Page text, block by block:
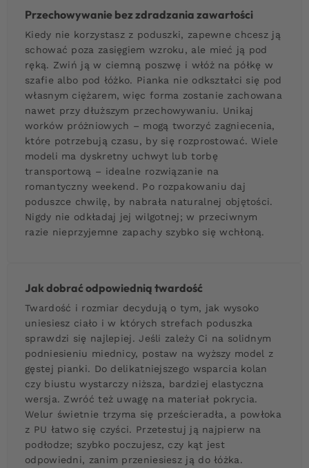
Przechowywanie bez zdradzania zawartości
Kiedy nie korzystasz z poduszki, zapewne chcesz ją
schować poza zasięgiem wzroku, ale mieć ją pod
ręką. Zwiń ją w ciemną poszwę i włóż na półkę w
szafie albo pod łóżko. Pianka nie odkształci się pod
własnym ciężarem, więc forma zostanie zachowana
nawet przy dłuższym przechowywaniu. Unikaj
worków próżniowych – mogą tworzyć zagniecenia,
które potrzebują czasu, by się rozprostować. Wiele
modeli ma dyskretny uchwyt lub torbę
transportową – idealne rozwiązanie na
romantyczny weekend. Po rozpakowaniu daj
poduszce chwilę, by nabrała naturalnej objętości.
Nigdy nie odkładaj jej wilgotnej; w przeciwnym
razie nieprzyjemne zapachy szybko się wchłoną.
Jak dobrać odpowiednią twardość
Twardość i rozmiar decydują o tym, jak wysoko
uniesiesz ciało i w których strefach poduszka
sprawdzi się najlepiej. Jeśli zależy Ci na solidnym
podniesieniu miednicy, postaw na wyższy model z
gęstej pianki. Do delikatniejszego wsparcia kolan
czy biustu wystarczy niższa, bardziej elastyczna
wersja. Zwróć też uwagę na materiał pokrycia.
Welur świetnie trzyma się prześcieradła, a powłoka
z PU łatwo się czyści. Przetestuj ją najpierw na
podłodze; szybko poczujesz, czy kąt jest
odpowiedni, zanim przeniesiesz ją do łóżka.